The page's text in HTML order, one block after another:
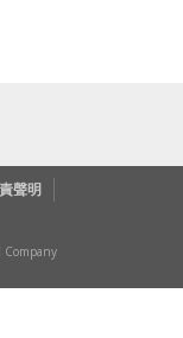
聲明
Company